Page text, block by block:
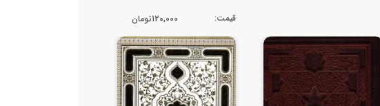
قیمت: 120,000تومان